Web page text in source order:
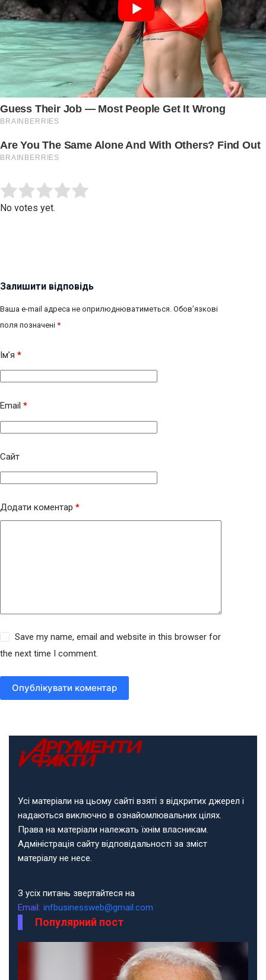
Rate this item:
No votes yet.
Залишити відповідь
Ваша e-mail адреса не оприлюднюватиметься. Обов’язкові
поля позначені *
Ім’я *
Email *
Сайт
Додати коментар *
Save my name, email and website in this browser for
the next time I comment.
Опублікувати коментар
Усі матеріали на цьому сайті взяті з відкритих джерел і
надаються виключно в ознайомлювальних цілях.
Права на матеріали належать їхнім власникам.
Адміністрація сайту відповідальності за зміст
матеріалу не несе.
З усіх питань звертайтеся на
Email: infbusinessweb@gmail.com
Популярний пост